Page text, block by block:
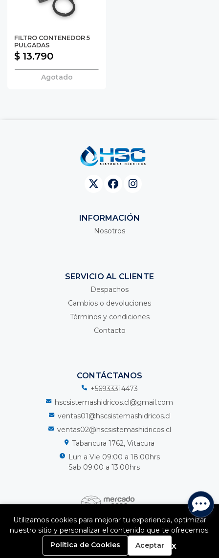
FILTRO CONTENEDOR 5
PULGADAS
$ 13.790
Agotado
INFORMACIÓN
Nosotros
SERVICIO AL CLIENTE
Despachos
Cambios o devoluciones
Términos y condiciones
Contacto
CONTÁCTANOS
+56933314473
hscsistemashidricos.cl@gmail.com
ventas01@hscsistemashidricos.cl
ventas02@hscsistemashidricos.cl
Tabancura 1762, Vitacura
Lun a Vie 09:00 a 18:00hrs
Sab 09:00 a 13:00hrs
HSC Sistemas Hidricos Spa © 2026
¿Te gusta mi tienda? Yo vendo conBsale
0
Utilizamos cookies para mejorar tu experiencia, optimizar
nuestro sitio y personalizar el contenido que te ofrecemos.
Política de Cookies
Aceptar x